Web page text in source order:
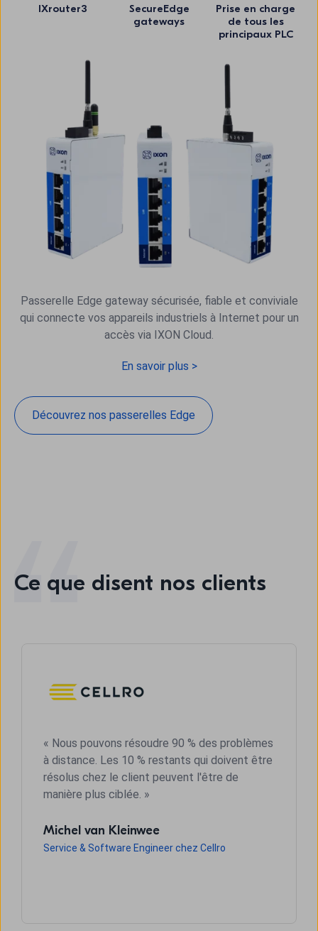
IXrouter3
SecureEdge
gateways
Prise en charge
de tous les
principaux PLC
Passerelle Edge gateway sécurisée, fiable et conviviale
qui connecte vos appareils industriels à Internet pour un
accès via IXON Cloud.
En savoir plus >
Découvrez nos passerelles Edge
Ce que disent nos clients
« Nous pouvons résoudre 90 % des problèmes
à distance. Les 10 % restants qui doivent être
résolus chez le client peuvent l'être de
manière plus ciblée. »
Michel van Kleinwee
Service & Software Engineer chez Cellro